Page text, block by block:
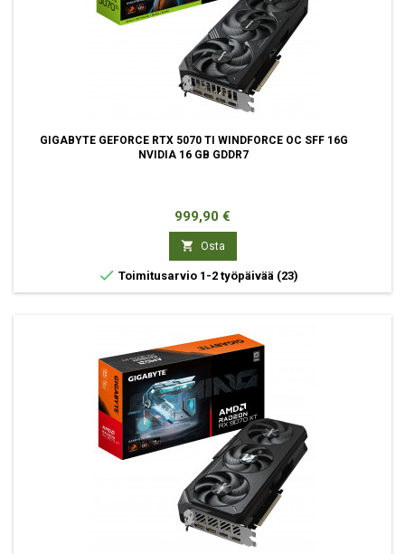
GIGABYTE GEFORCE RTX 5070 TI WINDFORCE OC SFF 16G
NVIDIA 16 GB GDDR7
Hinta
999,90 €
 Osta
 Toimitusarvio 1-2 työpäivää (23)